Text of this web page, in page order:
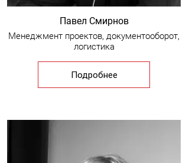
Павел Смирнов
Менеджмент проектов, документооборот,
логистика
Подробнее